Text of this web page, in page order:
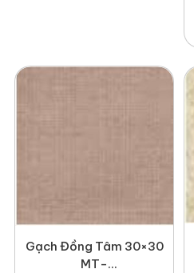
Gạch Đồng Tâm 30×30
MT-